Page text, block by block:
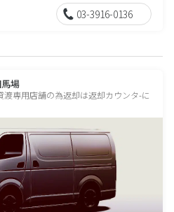
03-3916-0136
場
渡専用店舗の為返却は返却カウンタ-に